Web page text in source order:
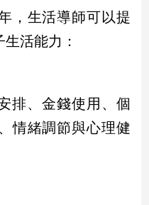
，生活導師可以提
活能力：
排、金錢使用、個
情緒調節與心理健